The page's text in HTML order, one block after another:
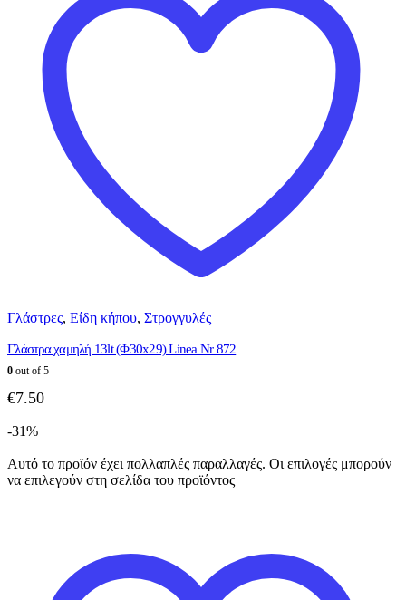
Γλάστρες, Είδη κήπου, Στρογγυλές
Γλάστρα χαμηλή 13lt (Φ30x29) Linea Nr 872
0 out of 5
€7.50
-31%
Αυτό το προϊόν έχει πολλαπλές παραλλαγές. Οι επιλογές μπορούν
να επιλεγούν στη σελίδα του προϊόντος